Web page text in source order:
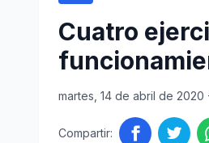
Cuatro
martes, 14 de abril de 2020
Compartir: